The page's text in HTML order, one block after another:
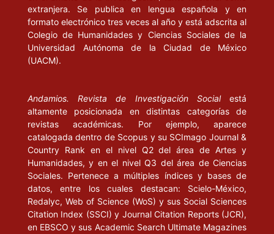
extranjera. Se publica en lengua española y en
formato electrónico tres veces al año y está adscrita al
Colegio de Humanidades y Ciencias Sociales de la
Universidad Autónoma de la Ciudad de México
(UACM).
Andamios. Revista de Investigación Socialestá
altamente posicionada en distintas categorías de
revistas académicas. Por ejemplo, aparece
catalogada dentro de Scopus y su SCImago Journal &
Country Rank en el nivel Q2 del área de Artes y
Humanidades, y en el nivel Q3 del área de Ciencias
Sociales. Pertenece a múltiples índices y bases de
datos, entre los cuales destacan: Scielo-México,
Redalyc, Web of Science (WoS) y sus Social Sciences
Citation Index (SSCI) y Journal Citation Reports (JCR),
en EBSCO y sus Academic Search Ultimate Magazines